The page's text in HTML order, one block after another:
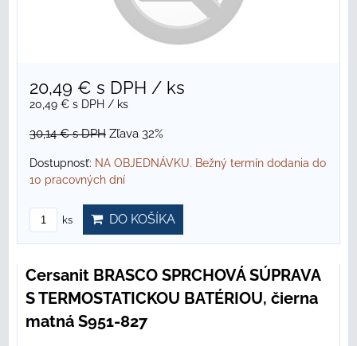
20,49 € s DPH / ks
20,49 € s DPH / ks
30,14 €s DPH Zľava 32%
Dostupnosť: NA OBJEDNÁVKU. Bežný termín dodania do
10 pracovných dní
ks DO KOŠÍKA
Cersanit BRASCO SPRCHOVÁ SÚPRAVA
S TERMOSTATICKOU BATÉRIOU, čierna
matná S951-827